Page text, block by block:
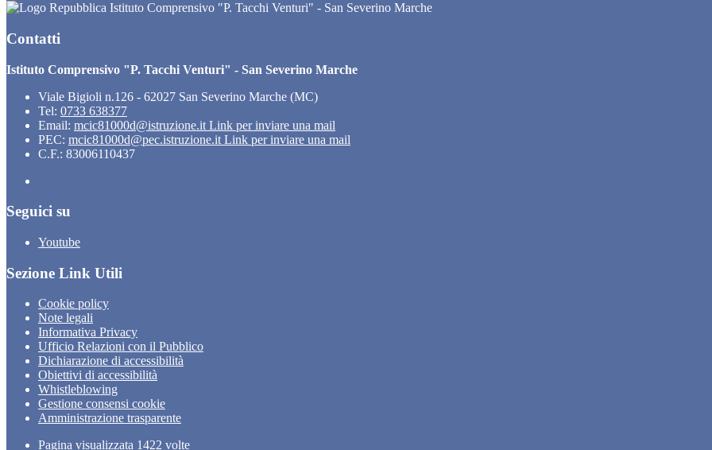
Istituto Comprensivo "P. Tacchi Venturi" - San Severino Marche
Contatti
Istituto Comprensivo "P. Tacchi Venturi" - San Severino Marche
Viale Bigioli n.126 - 62027 San Severino Marche (MC)
Tel: 0733 638377
Email: mcic81000d@istruzione.it Link per inviare una mail
PEC: mcic81000d@pec.istruzione.it Link per inviare una mail
C.F.: 83006110437
Seguici su
Youtube
Sezione Link Utili
Cookie policy
Note legali
Informativa Privacy
Ufficio Relazioni con il Pubblico
Dichiarazione di accessibilità
Obiettivi di accessibilità
Whistleblowing
Gestione consensi cookie
Amministrazione trasparente
Pagina visualizzata 1422 volte